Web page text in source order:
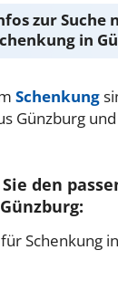
zur Suche
in
Schenkung
Günzburg
den
Schenkung